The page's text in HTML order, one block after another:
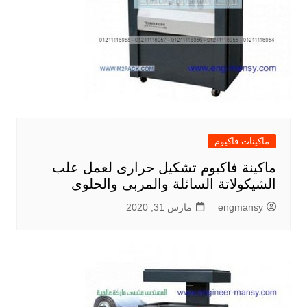
ماكينات فاكيوم
ماكينة فاكيوم تشكيل حرارى لعمل علب
الشيكولاتة السائلة والمربى والحلوى
engmansy مارس 31, 2020